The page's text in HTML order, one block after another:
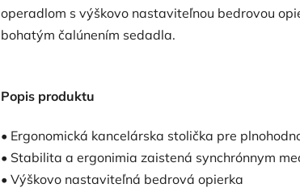
operadlom s výškovo nastaviteľnou bedrovou
bohatým čalúnením sedadla.
Popis produktu
• Ergonomická kancelárska stolička pre
• Stabilita a ergonimia zaistená synchrónnym
• Výškovo nastaviteľná bedrová opierka